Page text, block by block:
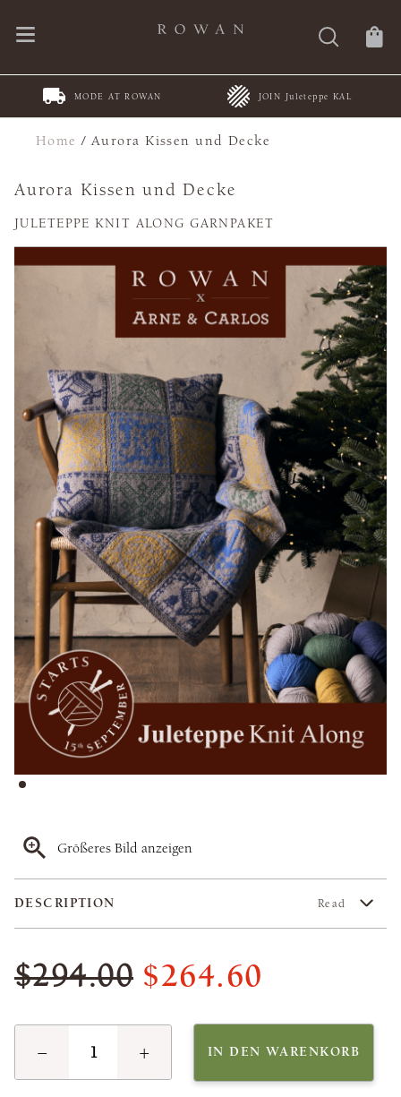
MODE AT ROWAN JOIN Juleteppe KAL
Home /Aurora Kissen und Decke
Aurora Kissen und Decke
JULETEPPE KNIT ALONG GARNPAKET
Größeres Bild anzeigen
DESCRIPTION Read
$294.00 $264.60
− + IN DEN WARENKORB